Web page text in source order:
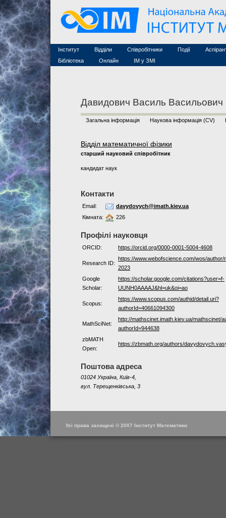
Інститут
Конкурси на посади
Науково-організаційна робота
Відділи Співробітники
Асоційовані дослідники
Технічний персонал
Події
Конференції
Курси з
Бібліотека
MathSciNet
Публікації
Онлайн
ІМ у ЗМІ
Давидович Василь Васильович
Загальна інформація Наукова інформація (CV)
Відділ математичної фізики
старший науковий співробітник
кандидат наук
Контакти
Email:
davydovych@imath.kiev.ua
Кімната:
226
Профілі науковця
ORCID: https://orcid.org/0000-0001-5004-4608
Research ID:
https://www.webofscience.com/wos/
2023
Google
Scholar:
https://scholar.google.com/citations?user=f-
UUNH0AAAAJ&hl=uk&oi=ao
Scopus:
https://www.scopus.com/authid/detail.uri?
authorId=40661094300
MathSciNet:
http://mathscinet.imath.kiev.ua/mathscinet/
authorId=944638
zbMATH
Open:
https://zbmath.org/authors/
Поштова адреса
01024 Україна, Київ-4,
вул. Терещенківська, 3
Усі права захищені © 2007 Інститут Математики